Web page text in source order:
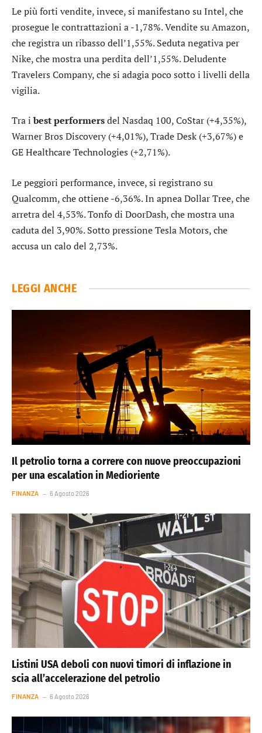
Le più forti vendite, invece, si manifestano suIntel, che
prosegue le contrattazioni a -1,78%. Vendite suAmazon,
che registra un ribasso dell’1,55%. Seduta negativa per
Nike, che mostra una perdita dell’1,55%. Deludente
Travelers Company, che si adagia poco sotto i livelli della
vigilia.
Tra ibest performersdel Nasdaq 100,CoStar (+4,35%),
Warner Bros Discovery(+4,01%),Trade Desk(+3,67%) e
GE Healthcare Technologies (+2,71%).
Le peggiori performance, invece, si registrano su
Qualcomm, che ottiene -6,36%. In apneaDollar Tree, che
arretra del 4,53%. Tonfo di DoorDash, che mostra una
caduta del 3,90%. Sotto pressioneTesla Motors, che
accusa un calo del 2,73%.
LEGGI ANCHE
Il petrolio torna a correre con nuove preoccupazioni
per una escalation in Medioriente
FINANZA 6 Agosto 2026
Listini USA deboli con nuovi timori di inflazione in
scia all’accelerazione del petrolio
FINANZA 6 Agosto 2026